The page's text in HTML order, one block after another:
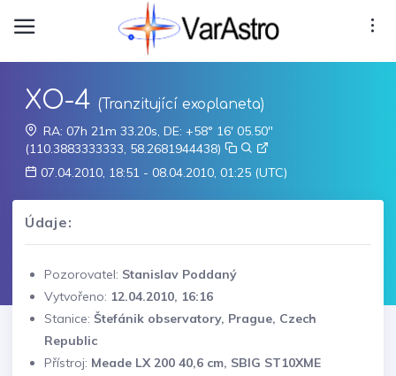
XO-4 (Tranzitující exoplaneta)
RA: 07h 21m 33.20s, DE: +58° 16' 05.50"
(110.3883333333, 58.2681944438)
07.04.2010, 18:51 - 08.04.2010, 01:25 (UTC)
Údaje:
Pozorovatel: Stanislav Poddaný
Vytvořeno: 12.04.2010, 16:16
Stanice: Štefánik observatory, Prague, Czech
Republic
Přístroj: Meade LX 200 40,6 cm, SBIG ST10XME